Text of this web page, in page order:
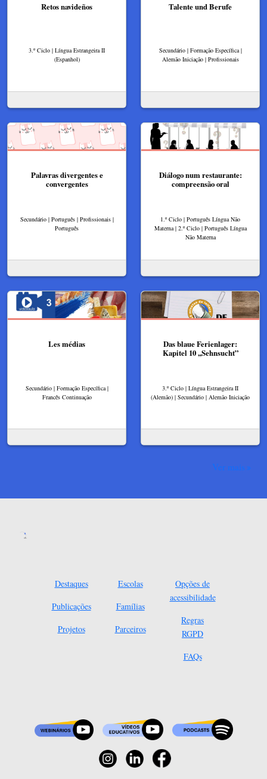
Retos navideños
3.º Ciclo | Língua Estrangeira II
(Espanhol)
Talente und Berufe
Secundário | Formação Específica |
Alemão Iniciação | Profissionais
Palavras divergentes e
convergentes
Secundário | Português | Profissionais |
Português
Diálogo num restaurante:
compreensão oral
1.º Ciclo | Português Língua Não
Materna | 2.º Ciclo | Português Língua
Não Materna
Les médias
Secundário | Formação Específica |
Francês Continuação
Das blaue Ferienlager:
Kapitel 10 ,,Sehnsucht”
3.º Ciclo | Língua Estrangeira II
(Alemão) | Secundário | Alemão Iniciação
Ver mais
Destaques
Publicações
Projetos
Escolas
Famílias
Parceiros
Opções de
acessibilidade
Regras
RGPD
FAQs